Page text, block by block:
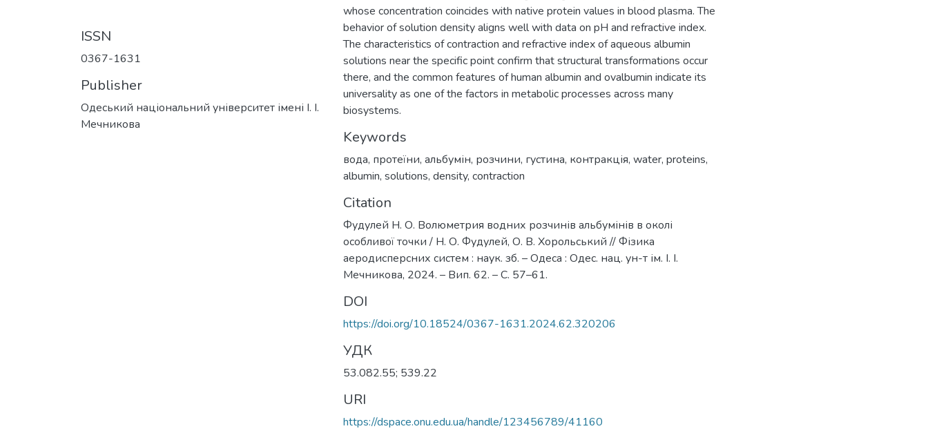
ISSN
0367-1631
Publisher
Одеський національний університет імені І. І.
Мечникова
whose concentration coincides with native protein values in blood plasma. The
behavior of solution density aligns well with data on pH and refractive index.
The characteristics of contraction and refractive index of aqueous albumin
solutions near the specific point confirm that structural transformations occur
there, and the common features of human albumin and ovalbumin indicate its
universality as one of the factors in metabolic processes across many
biosystems.
Keywords
вода, протеїни, альбумін, розчини, густина, контракція, water, proteins,
albumin, solutions, density, contraction
Citation
Фудулей Н. О. Волюметрия водних розчинів альбумінів в околі
особливої точки / Н. О. Фудулей, О. В. Хорольський // Фізика
аеродисперсних систем : наук. зб. – Одеса : Одес. нац. ун-т ім. І. І.
Мечникова, 2024. – Вип. 62. – С. 57–61.
DOI
https://doi.org/10.18524/0367-1631.2024.62.320206
УДК
53.082.55; 539.22
URI
https://dspace.onu.edu.ua/handle/123456789/41160